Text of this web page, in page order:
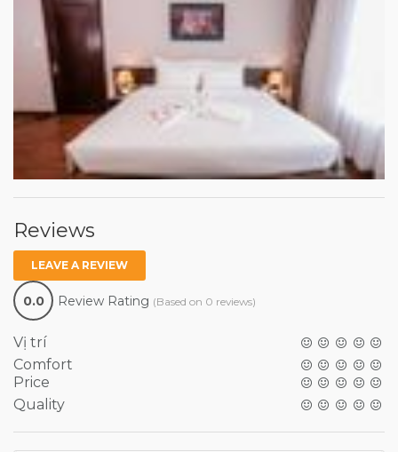
Reviews
LEAVE A REVIEW
0.0 Review Rating (Based on 0 reviews)
Vị trí
Comfort
Price
Quality